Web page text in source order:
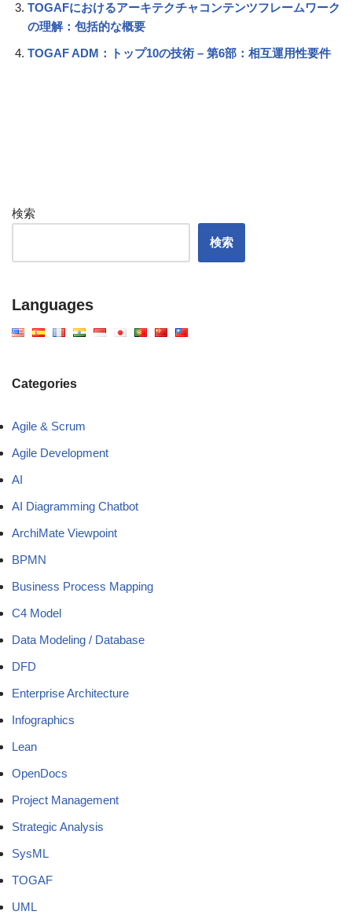
TOGAFにおけるアーキテクチャコンテンツフレームワーク
の理解：包括的な概要
TOGAF ADM：トップ10の技術 – 第6部：相互運用性要件
検索
検索
Languages
Categories
Agile & Scrum
Agile Development
AI
AI Diagramming Chatbot
ArchiMate Viewpoint
BPMN
Business Process Mapping
C4 Model
Data Modeling / Database
DFD
Enterprise Architecture
Infographics
Lean
OpenDocs
Project Management
Strategic Analysis
SysML
TOGAF
UML